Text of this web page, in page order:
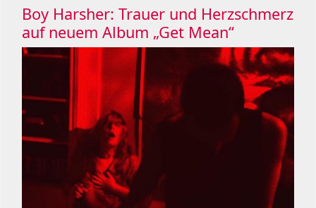
Boy Harsher: Trauer und Herzschmerz
auf neuem Album „Get Mean“